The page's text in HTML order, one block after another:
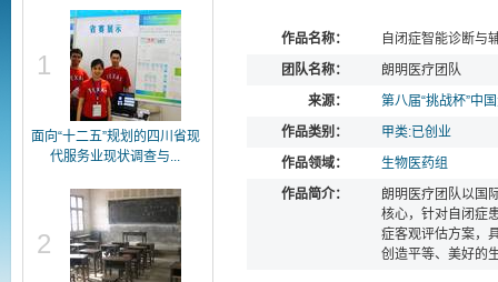
1
面向“十二五”规划的四川省现
代服务业现状调查与...
2
作品名称：
自闭症智能诊断与
团队名称：
朗明医疗团队
来源：
第八届“挑战杯”中
作品类别：
甲类:已创业
作品领域：
生物医药组
作品简介：
朗明医疗团队以国
核心，针对自闭症
症客观评估方案，
创造平等、美好的